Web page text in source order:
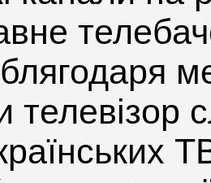
телевізор